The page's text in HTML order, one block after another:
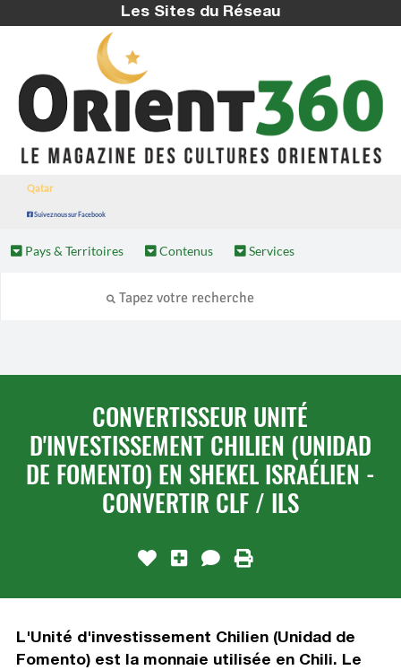
Les Sites du Réseau
Qatar
Suivez nous sur Facebook
Pays & Territoires Contenus Services
CONVERTISSEUR UNITÉ
D'INVESTISSEMENT CHILIEN (UNIDAD
DE FOMENTO) EN SHEKEL ISRAÉLIEN -
CONVERTIR CLF / ILS
L'Unité d'investissement Chilien (Unidad de
Fomento) est la monnaie utilisée en Chili. Le